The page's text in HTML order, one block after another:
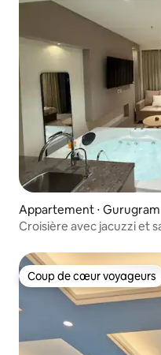
Appartement ⋅ Gurugram
Croisière avec jacuzzi et
Coup de cœur voyageurs
Coup de cœur voyageurs